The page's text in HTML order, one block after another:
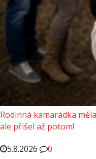
Rodinná kamarádka
ale přišel až potom!
5.8.2026
0